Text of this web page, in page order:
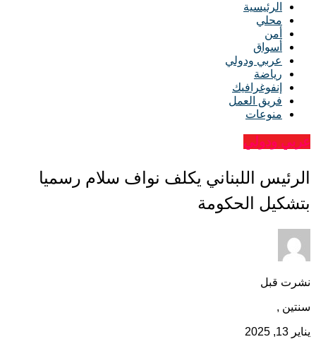
الرئيسية
محلي
أمن
أسواق
عربي ودولي
رياضة
إنفوغرافيك
فريق العمل
منوعات
عربي ودولي
الرئيس اللبناني يكلف نواف سلام رسميا
بتشكيل الحكومة
نشرت قبل
سنتين ,
يناير 13, 2025